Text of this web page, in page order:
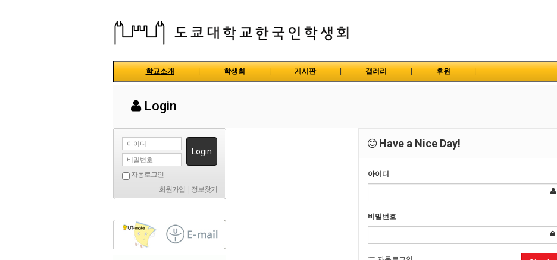
학교소개 학생회 게시판 갤러리 후원
Login
Have a Nice Day!
아이디
비밀번호
Login
자동로그인
회원가입
정보찾기